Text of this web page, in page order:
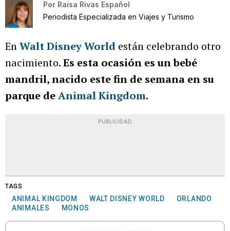
Por Raisa Rivas Español
Periodista Especializada en Viajes y Turismo
EnWalt Disney World están celebrando otro
nacimiento.Es esta ocasión es un bebé
mandril, nacido este fin de semana en su
parque deAnimal Kingdom.
PUBLICIDAD
TAGS
ANIMAL KINGDOM WALT DISNEY WORLD
ORLANDO
ANIMALES
MONOS